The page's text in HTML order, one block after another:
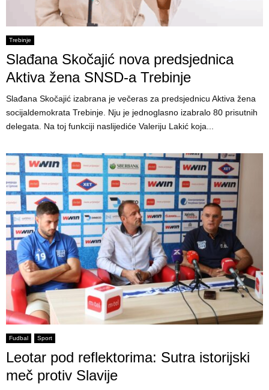
Trebinje
Slađana Skočajić nova predsjednica
Aktiva žena SNSD-a Trebinje
Slađana Skočajić izabrana je večeras za predsjednicu Aktiva žena
socijaldemokrata Trebinje. Nju je jednoglasno izabralo 80 prisutnih
delegata. Na toj funkciji naslijediće Valeriju Lakić koja...
Fudbal Sport
Leotar pod reflektorima: Sutra istorijski
meč protiv Slavije